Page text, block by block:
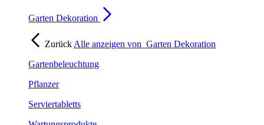
Garten Dekoration
Zurück Alle anzeigen von Garten Dekoration
Gartenbeleuchtung
Pflanzer
Serviertabletts